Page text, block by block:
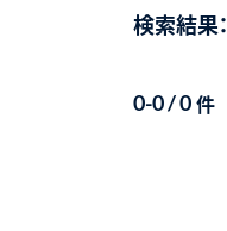
検索結果：
0-0 / 0件